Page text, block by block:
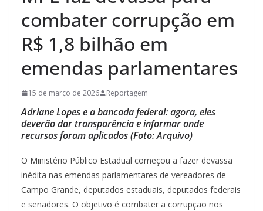
combater corrupção em
R$ 1,8 bilhão em
emendas parlamentares
15 de março de 2026 Reportagem
Adriane Lopes e a bancada federal: agora, eles
deverão dar transparência e informar onde
recursos foram aplicados (Foto: Arquivo)
O Ministério Público Estadual começou a fazer devassa
inédita nas emendas parlamentares de vereadores de
Campo Grande, deputados estaduais, deputados federais
e senadores. O objetivo é combater a corrupção nos